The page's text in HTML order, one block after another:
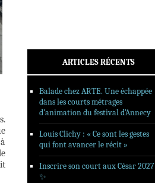
ARTICLES RÉCENTS
Balade chez ARTE. Une échappée
dans les courts métrages
d’animation du festival d’Annecy
Louis Clichy : « Ce sont les gestes
qui font avancer le récit »
Inscrire son court aux César 2027
✨